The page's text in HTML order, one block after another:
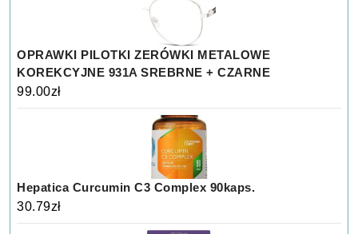
OPRAWKI PILOTKI ZERÓWKI METALOWE
KOREKCYJNE 931A SREBRNE + CZARNE
99.00zł
Hepatica Curcumin C3 Complex 90kaps.
30.79zł